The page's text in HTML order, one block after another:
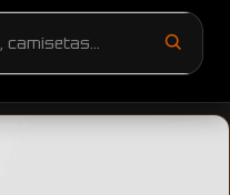
Naruto”